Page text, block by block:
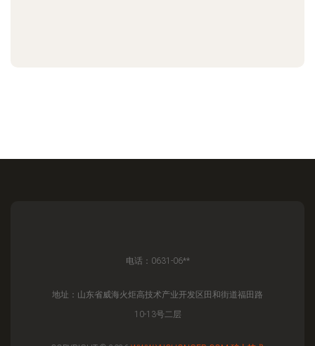
电话：0631-06**
地址：山东省威海火炬高技术产业开发区田和街道福田路
10-13号二层